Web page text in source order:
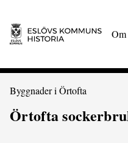
Du är här:
Byggnader i Örtofta
Örtofta